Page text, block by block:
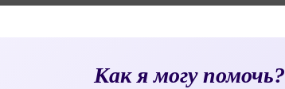
Как я могу помочь?